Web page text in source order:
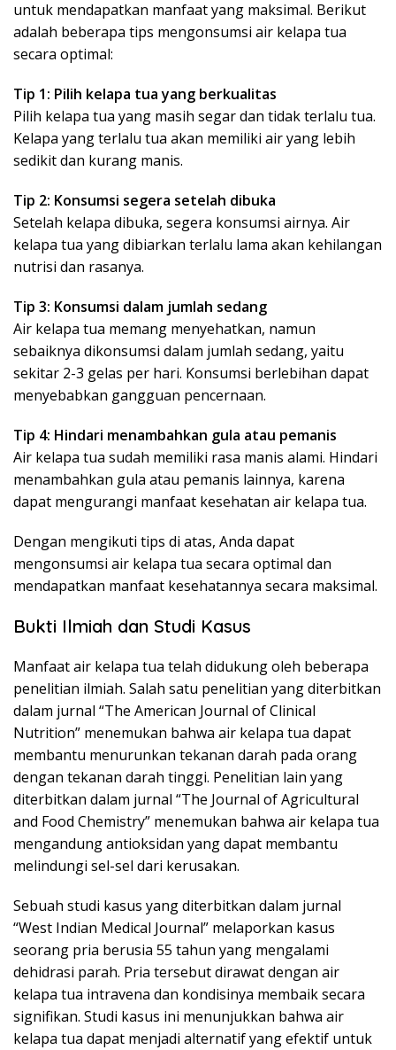
untuk mendapatkan manfaat yang maksimal. Berikut
adalah beberapa tips mengonsumsi air kelapa tua
secara optimal:
Tip 1: Pilih kelapa tua yang berkualitas
Pilih kelapa tua yang masih segar dan tidak terlalu tua.
Kelapa yang terlalu tua akan memiliki air yang lebih
sedikit dan kurang manis.
Tip 2: Konsumsi segera setelah dibuka
Setelah kelapa dibuka, segera konsumsi airnya. Air
kelapa tua yang dibiarkan terlalu lama akan kehilangan
nutrisi dan rasanya.
Tip 3: Konsumsi dalam jumlah sedang
Air kelapa tua memang menyehatkan, namun
sebaiknya dikonsumsi dalam jumlah sedang, yaitu
sekitar 2-3 gelas per hari. Konsumsi berlebihan dapat
menyebabkan gangguan pencernaan.
Tip 4: Hindari menambahkan gula atau pemanis
Air kelapa tua sudah memiliki rasa manis alami. Hindari
menambahkan gula atau pemanis lainnya, karena
dapat mengurangi manfaat kesehatan air kelapa tua.
Dengan mengikuti tips di atas, Anda dapat
mengonsumsi air kelapa tua secara optimal dan
mendapatkan manfaat kesehatannya secara maksimal.
Bukti Ilmiah dan Studi Kasus
Manfaat air kelapa tua telah didukung oleh beberapa
penelitian ilmiah. Salah satu penelitian yang diterbitkan
dalam jurnal “The American Journal of Clinical
Nutrition” menemukan bahwa air kelapa tua dapat
membantu menurunkan tekanan darah pada orang
dengan tekanan darah tinggi. Penelitian lain yang
diterbitkan dalam jurnal “The Journal of Agricultural
and Food Chemistry” menemukan bahwa air kelapa tua
mengandung antioksidan yang dapat membantu
melindungi sel-sel dari kerusakan.
Sebuah studi kasus yang diterbitkan dalam jurnal
“West Indian Medical Journal” melaporkan kasus
seorang pria berusia 55 tahun yang mengalami
dehidrasi parah. Pria tersebut dirawat dengan air
kelapa tua intravena dan kondisinya membaik secara
signifikan. Studi kasus ini menunjukkan bahwa air
kelapa tua dapat menjadi alternatif yang efektif untuk